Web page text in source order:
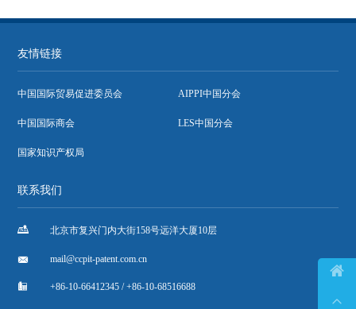
友情链接
中国国际贸易促进委员会 AIPPI中国分会
中国国际商会 LES中国分会
国家知识产权局
联系我们
 北京市复兴门内大街158号远洋大厦10层
 mail@ccpit-patent.com.cn
 +86-10-66412345 / +86-10-68516688

